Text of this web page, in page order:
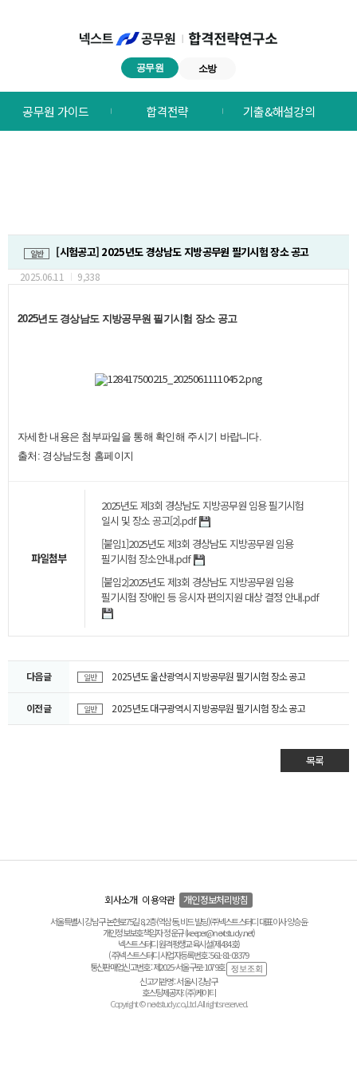
공무원 소방
합격전략연구소
메뉴
공무원 가이드 합격전략 기출&해설강의
일반 [시험공고] 2025년도 경상남도 지방공무원 필기시험 장소 공고
2025.06.11 9,338
2025년도 경상남도 지방공무원 필기시험 장소 공고
자세한 내용은 첨부파일을 통해 확인해 주시기 바랍니다.
출처: 경상남도청 홈페이지
파일첨부
2025년도 제3회 경상남도 지방공무원 임용 필기시험
일시 및 장소 공고[2].pdf
[붙임1]2025년도 제3회 경상남도 지방공무원 임용
필기시험 장소안내.pdf
[붙임2]2025년도 제3회 경상남도 지방공무원 임용
필기시험 장애인 등 응시자 편의지원 대상 결정 안내.pdf
다음글 일반 2025년도 울산광역시 지방공무원 필기시험 장소 공고
이전글 일반 2025년도 대구광역시 지방공무원 필기시험 장소 공고
목록
회사소개 이용약관 개인정보처리방침
서울특별시 강남구 논현로75길 8, 2층(역삼동, 비드 빌딩) ㈜넥스트스터디 대표이사 양승윤
개인정보보호책임자 정운규 (keeper@nextstudy.net)
넥스트스터디 원격평생교육시설(제434호)
(주)넥스트스터디 사업자등록번호 : 561-81-03379
통신판매업신고번호 : 제2025-서울구로-1079호
신고기관명 : 서울시 강남구
호스팅제공자 : (주)케이티
Copyright © nextstudy.co.,Ltd. All rights reserved.